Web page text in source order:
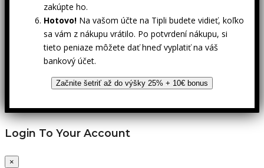
zakúpte ho.
Hotovo! Na vašom účte na Tipli budete vidieť, koľko
sa vám z nákupu vrátilo. Po potvrdení nákupu, si
tieto peniaze môžete dať hneď vyplatiť na váš
bankový účet.
Začnite šetriť až do výšky 25% + 10€ bonus
Login To Your Account
×